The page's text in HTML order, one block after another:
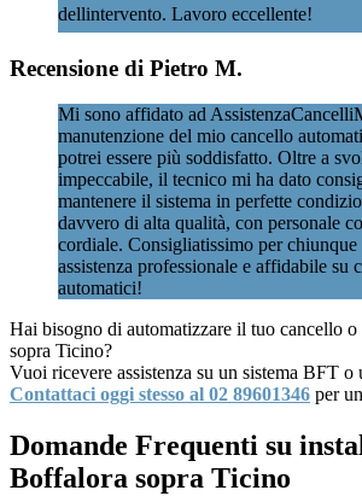
dellintervento. Lavoro eccellente!
Recensione di Pietro M.
Mi sono affidato ad
manutenzione del mio cancello
potrei essere più soddisfatto. Oltre a
impeccabile, il tecnico mi ha dato
mantenere il sistema in perfette
davvero di alta qualità, con personale
cordiale. Consigliatissimo per chiunque
assistenza professionale e affidabile su
automatici!
Hai bisogno di automatizzare il tuo cancello
sopra Ticino?
Vuoi ricevere assistenza su un sistema BFT o
Contattaci oggi stesso al 02 89601346 per
Domande Frequenti su
Boffalora sopra Ticino